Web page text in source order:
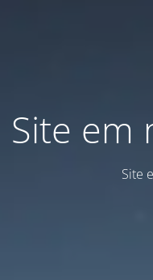
Site em
Site